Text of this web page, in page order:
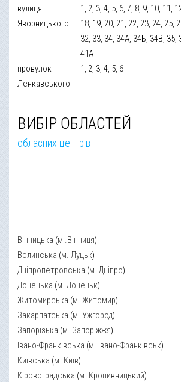
вулиця
Яворницького
1, 2, 3, 4, 5, 6, 7, 8, 9, 10, 11,
18, 19, 20, 21, 22, 23, 24, 25,
32, 33, 34, 34А, 34Б, 34В, 35,
41А
провулок
Ленкавського
1, 2, 3, 4, 5, 6
ВИБІР ОБЛАСТЕЙ
обласних центрів
Вінницька (м .Вінниця)
Волинська (м. Луцьк)
Дніпропетровська (м. Дніпро)
Донецька (м. Донецьк)
Житомирська (м. Житомир)
Закарпатська (м. Ужгород)
Запорізька (м. Запоріжжя)
Івано-Франківська (м. Івано-Франківськ)
Київська (м. Київ)
Кіровоградська (м. Кропивницький)